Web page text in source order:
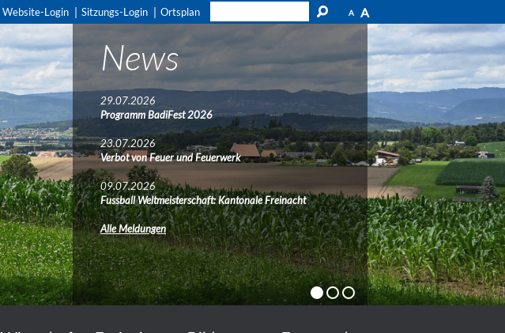
A A
Website-Login Sitzungs-Login Ortsplan
News
29.07.2026
Programm BadiFest 2026
23.07.2026
Verbot von Feuer und Feuerwerk
09.07.2026
Fussball Weltmeisterschaft: Kantonale Freinacht
Alle Meldungen